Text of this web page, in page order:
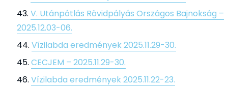
V. Utánpótlás Rövidpályás Országos Bajnokság –
2025.12.03-06.
Vízilabda eredmények 2025.11.29-30.
CECJEM – 2025.11.29-30.
Vízilabda eredmények 2025.11.22-23.